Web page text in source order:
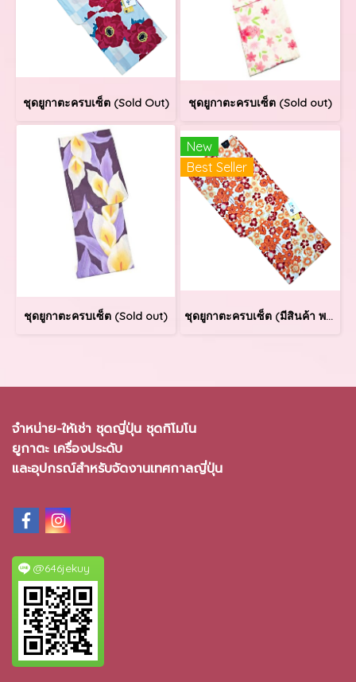
ชุดยูกาตะครบเซ็ต (Sold Out) ชุดยูกาตะครบเซ็ต (Sold out)
ชุดยูกาตะครบเซ็ต (Sold out)
New
Best Seller
ชุดยูกาตะครบเซ็ต (มีสินค้า พร้อมส่ง)
จำหน่าย-ให้เช่า ชุดญี่ปุ่น ชุดกิโมโน
ยูกาตะ เครื่องประดับ
และอุปกรณ์สำหรับจัดงานเทศกาลญี่ปุ่น
@646jekuy